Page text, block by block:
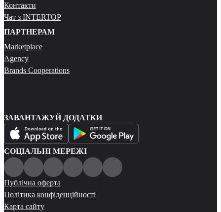
Контакти
Чат з INTERTOP
ПАРТНЕРАМ
Marketplace
Agency
Brands Cooperations
ЗАВАНТАЖУЙ ДОДАТКИ
СОЦІАЛЬНІ МЕРЕЖІ
Публічна оферта
Політика конфіденційності
Карта сайту